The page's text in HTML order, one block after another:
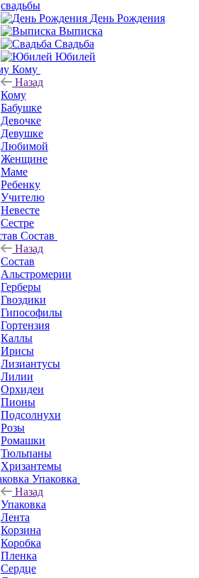
свадьбы
День Рождения
Выписка
Свадьба
Юбилей
Кому
Назад
Кому
Бабушке
Девочке
Девушке
Любимой
Женщине
Маме
Ребенку
Учителю
Невесте
Сестре
Состав
Назад
Состав
Альстромерии
Герберы
Гвоздики
Гипософилы
Гортензия
Каллы
Ирисы
Лизиантусы
Лилии
Орхидеи
Пионы
Подсолнухи
Розы
Ромашки
Тюльпаны
Хризантемы
Упаковка
Назад
Упаковка
Лента
Корзина
Коробка
Пленка
Сердце